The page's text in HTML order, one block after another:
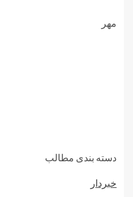
مهر
دسته بندی مطالب
خبردار